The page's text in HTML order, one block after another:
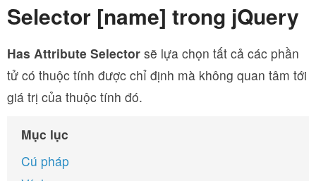
Selector [name] trong jQuery
Has Attribute Selector sẽ lựa chọn tất cả các phần
tử có thuộc tính được chỉ định mà không quan tâm tới
giá trị của thuộc tính đó.
Mục lục
Cú pháp